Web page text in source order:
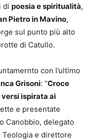
di poesia e spiritualità,
Pietro in Mavino,
sul punto più alto
di Catullo.
con l’ultimo
Grisoni: “Croce
versi ispirata ai
e presentate
Canobbio, delegato
e direttore